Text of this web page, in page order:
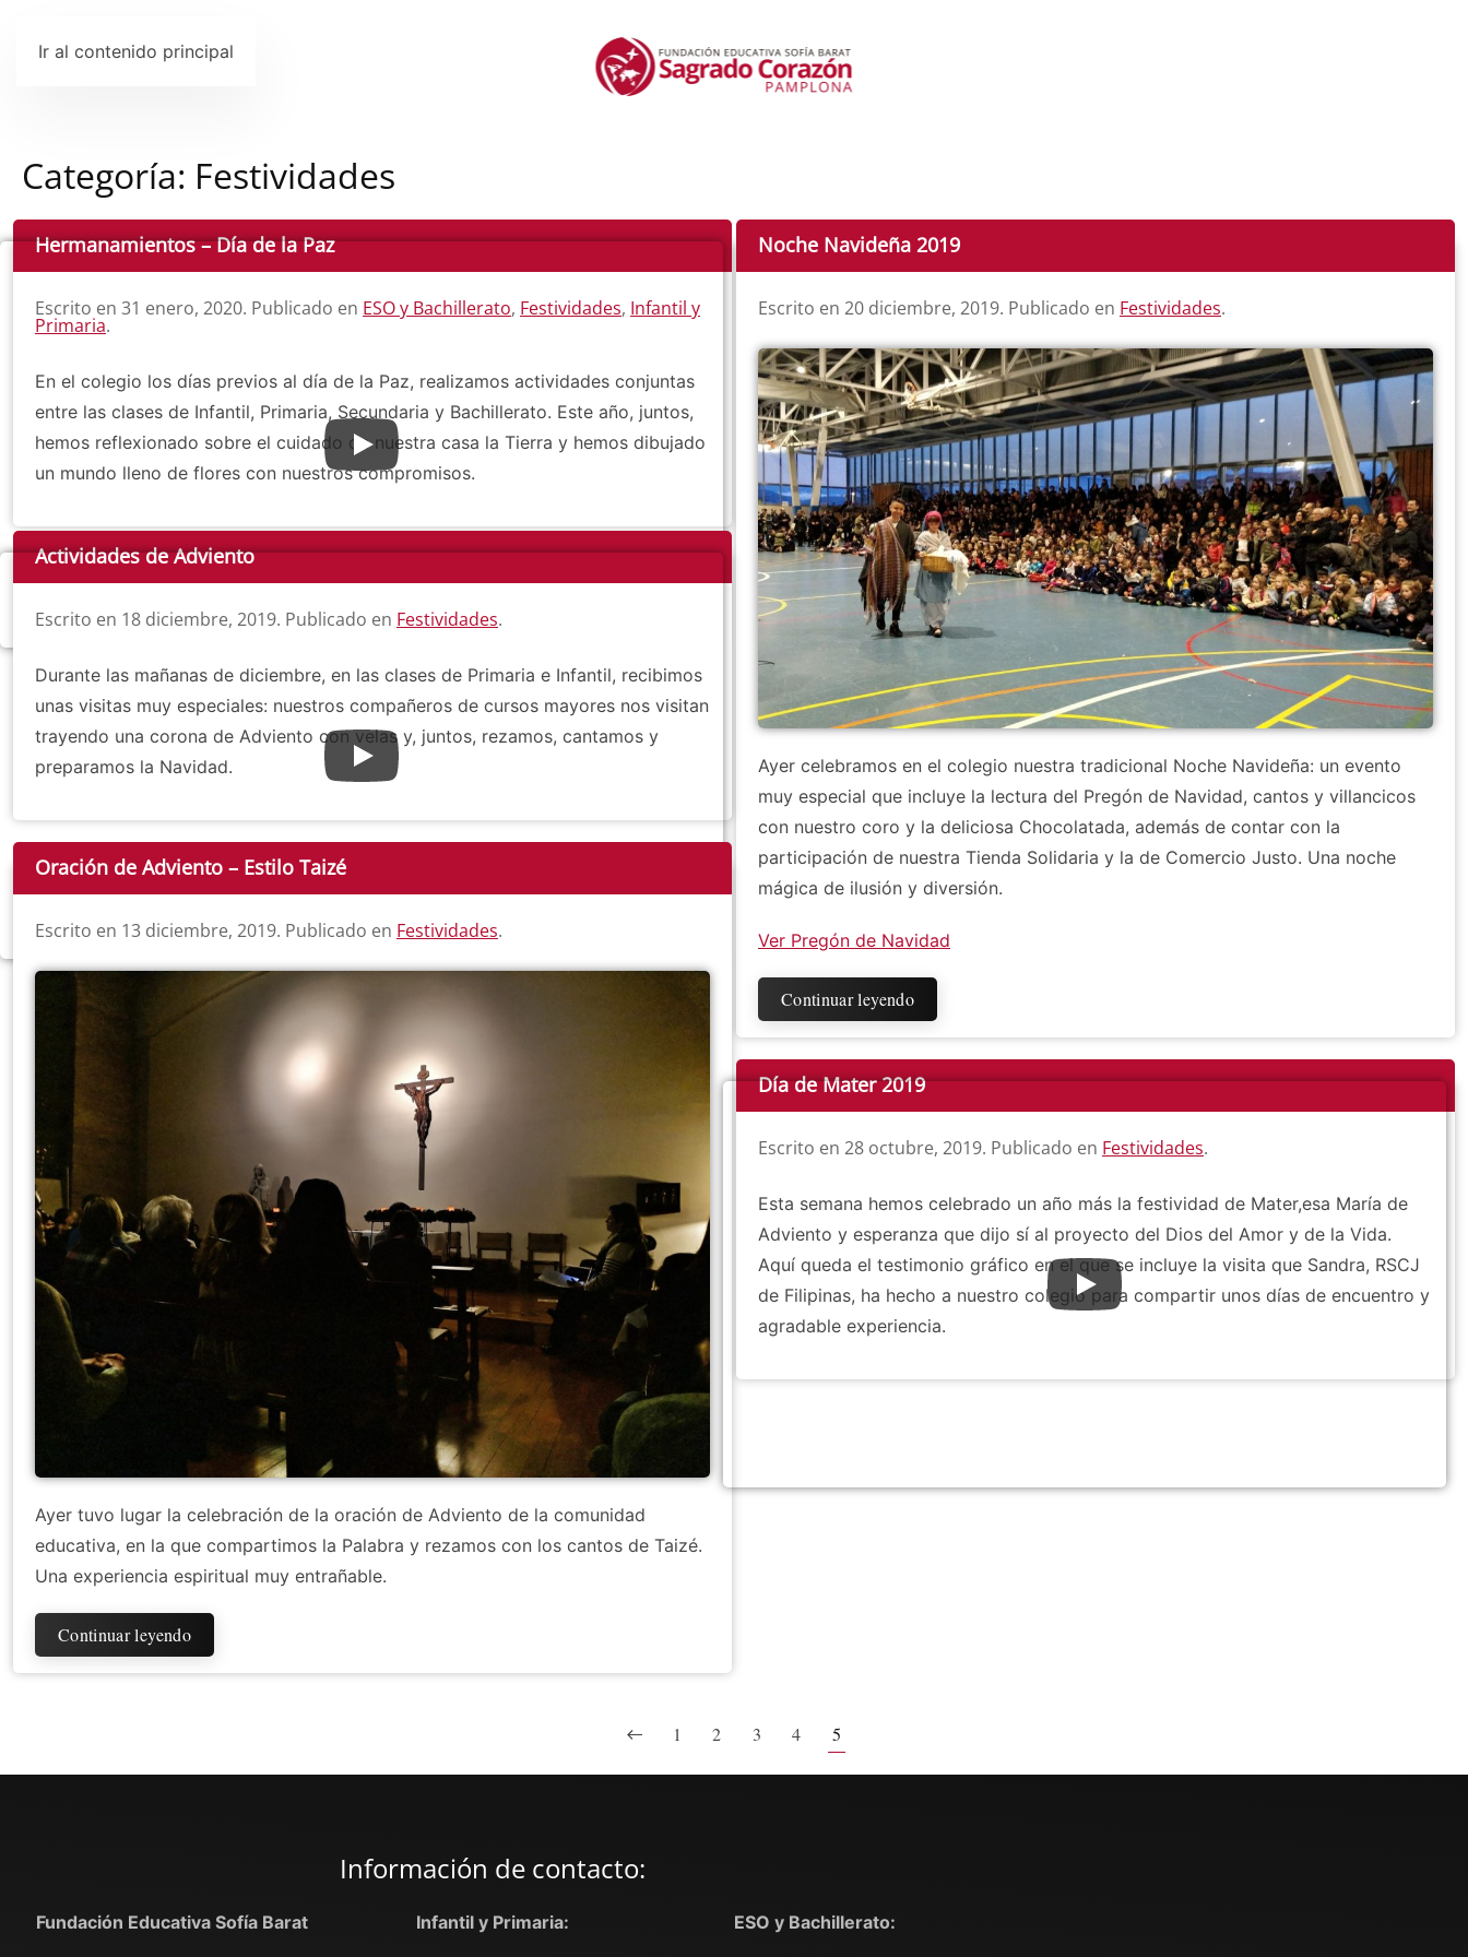
Ir al contenido principal
Categoría: Festividades
Hermanamientos – Día de la Paz
Escrito en 31 enero, 2020. Publicado en ESO y Bachillerato, Festividades, Infantil y
Primaria.
En el colegio los días previos al día de la Paz, realizamos actividades conjuntas
entre las clases de Infantil, Primaria, Secundaria y Bachillerato. Este año, juntos,
hemos reflexionado sobre el cuidado de nuestra casa la Tierra y hemos dibujado
un mundo lleno de flores con nuestros compromisos.
Noche Navideña 2019
Escrito en 20 diciembre, 2019. Publicado en Festividades.
Ayer celebramos en el colegio nuestra tradicional Noche Navideña: un evento
muy especial que incluye la lectura del Pregón de Navidad, cantos y villancicos
con nuestro coro y la deliciosa Chocolatada, además de contar con la
participación de nuestra Tienda Solidaria y la de Comercio Justo. Una noche
mágica de ilusión y diversión.
Ver Pregón de Navidad
Continuar leyendo
Actividades de Adviento
Escrito en 18 diciembre, 2019. Publicado en Festividades.
Durante las mañanas de diciembre, en las clases de Primaria e Infantil, recibimos
unas visitas muy especiales: nuestros compañeros de cursos mayores nos visitan
trayendo una corona de Adviento con velas y, juntos, rezamos, cantamos y
preparamos la Navidad.
Oración de Adviento – Estilo Taizé
Escrito en 13 diciembre, 2019. Publicado en Festividades.
Ayer tuvo lugar la celebración de la oración de Adviento de la comunidad
educativa, en la que compartimos la Palabra y rezamos con los cantos de Taizé.
Una experiencia espiritual muy entrañable.
Continuar leyendo
Día de Mater 2019
Escrito en 28 octubre, 2019. Publicado en Festividades.
Esta semana hemos celebrado un año más la festividad de Mater,esa María de
Adviento y esperanza que dijo sí al proyecto del Dios del Amor y de la Vida.
Aquí queda el testimonio gráfico en el que se incluye la visita que Sandra, RSCJ
de Filipinas, ha hecho a nuestro colegio para compartir unos días de encuentro y
agradable experiencia.
1 2 3 4 5
Información de contacto:
Fundación Educativa Sofía Barat Infantil y Primaria: ESO y Bachillerato: